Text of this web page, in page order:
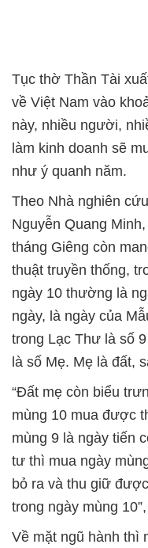
Tục thờ Thần Tài
về Việt Nam vào
này, nhiều người,
làm kinh doanh sẽ
như ý quanh năm.
Theo Nhà nghiên
Nguyễn Quang
tháng Giêng còn
thuật truyền thống,
ngày 10 thường là
ngày, là ngày của
trong Lạc Thư là số
là số Mẹ. Mẹ là đất,
“Đất mẹ còn biểu
mùng 10 mua được
mùng 9 là ngày tiến
tư thì mua ngày
bỏ ra và thu giữ
trong ngày mùng
Về mặt ngũ hành thì